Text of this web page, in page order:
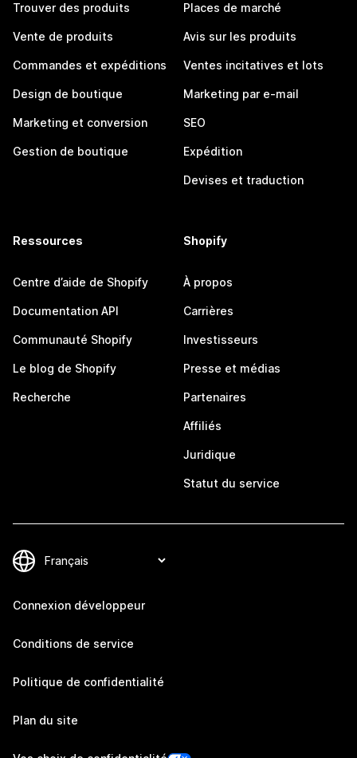
Trouver des produits
Vente de produits
Commandes et expéditions
Design de boutique
Marketing et conversion
Gestion de boutique
Places de marché
Avis sur les produits
Ventes incitatives et lots
Marketing par e-mail
SEO
Expédition
Devises et traduction
Ressources
Centre d’aide de Shopify
Documentation API
Communauté Shopify
Le blog de Shopify
Recherche
Shopify
À propos
Carrières
Investisseurs
Presse et médias
Partenaires
Affiliés
Juridique
Statut du service
Connexion développeur
Conditions de service
Politique de confidentialité
Plan du site